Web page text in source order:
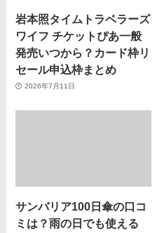
岩本照タイムトラベラーズ
ワイフ チケットぴあ一般
発売いつから？カード枠リ
セール申込枠まとめ
2026年7月11日
サンバリア100日傘の口コ
ミは？雨の日でも使える